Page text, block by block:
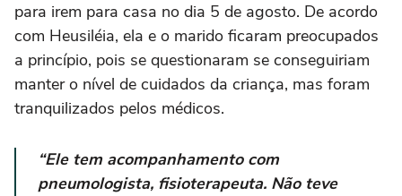
para irem para casa no dia 5 de agosto. De acordo
com Heusiléia, ela e o marido ficaram preocupados
a princípio, pois se questionaram se conseguiriam
manter o nível de cuidados da criança, mas foram
tranquilizados pelos médicos.
“Ele tem acompanhamento com
pneumologista, fisioterapeuta. Não teve